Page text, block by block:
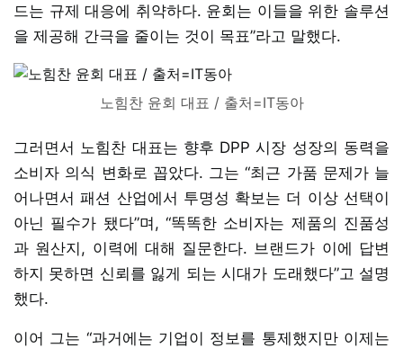
드는 규제 대응에 취약하다. 윤회는 이들을 위한 솔루션
을 제공해 간극을 줄이는 것이 목표”라고 말했다.
노힘찬 윤회 대표 / 출처=IT동아
그러면서 노힘찬 대표는 향후 DPP 시장 성장의 동력을
소비자 의식 변화로 꼽았다. 그는 “최근 가품 문제가 늘
어나면서 패션 산업에서 투명성 확보는 더 이상 선택이
아닌 필수가 됐다”며, “똑똑한 소비자는 제품의 진품성
과 원산지, 이력에 대해 질문한다. 브랜드가 이에 답변
하지 못하면 신뢰를 잃게 되는 시대가 도래했다”고 설명
했다.
이어 그는 “과거에는 기업이 정보를 통제했지만 이제는